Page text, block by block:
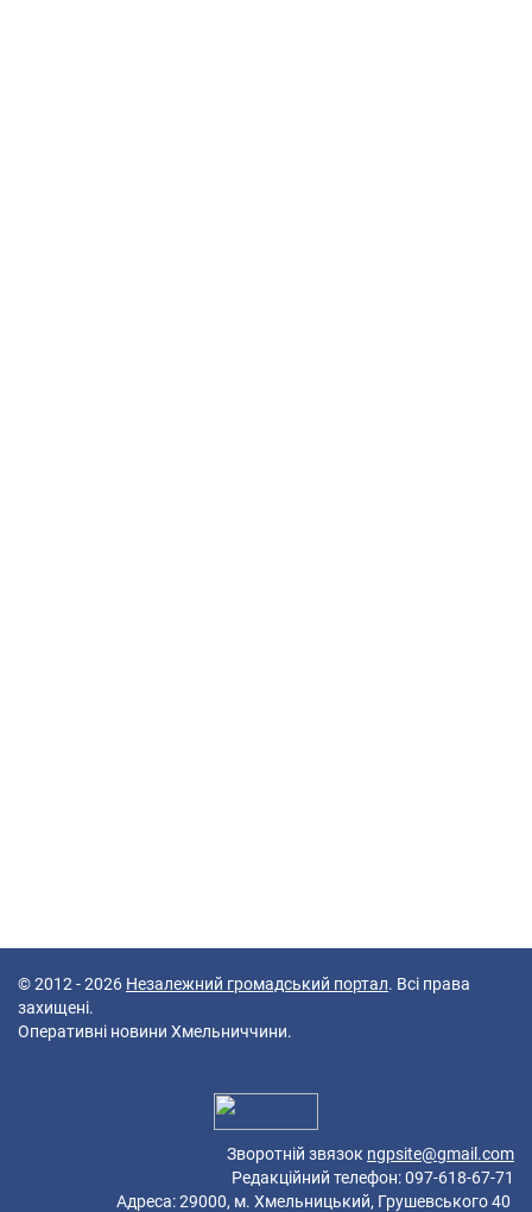
© 2012 - 2026 Незалежний громадський портал. Всі права
захищені.
Оперативні новини Хмельниччини.
Зворотній звязок ngpsite@gmail.com
Редакційний телефон: 097-618-67-71
Адреса: 29000, м. Хмельницький, Грушевського 40